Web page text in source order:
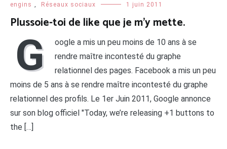
engins
Réseaux sociaux 1 juin 2011
Plussoie-toi de like que je m’y mette.
G
oogle a mis un peu moins de 10 ans à se
rendre maître incontesté du graphe
relationnel des pages. Facebook a mis un peu
moins de 5 ans à se rendre maître incontesté du graphe
relationnel des profils. Le 1er Juin 2011, Google annonce
sur son blog officiel "Today, we’re releasing +1 buttons to
the […]